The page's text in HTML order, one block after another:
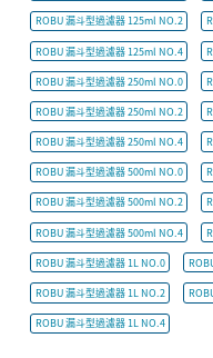
ROBU 漏斗型過濾器 125ml NO.2
ROBU 漏斗型過濾器 125ml NO.4
ROBU 漏斗型過濾器 250ml NO.0
ROBU 漏斗型過濾器 250ml NO.2
ROBU 漏斗型過濾器 250ml NO.4
ROBU 漏斗型過濾器 500ml NO.0
ROBU 漏斗型過濾器 500ml NO.2
ROBU 漏斗型過濾器 500ml NO.4
ROBU 漏斗型過濾器 1L NO.0
ROBU 漏斗型過濾器 1L NO.2
ROBU 漏斗型過濾器 1L NO.4